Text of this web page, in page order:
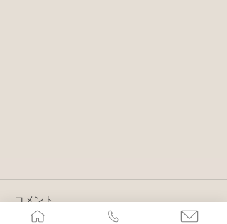
コメント